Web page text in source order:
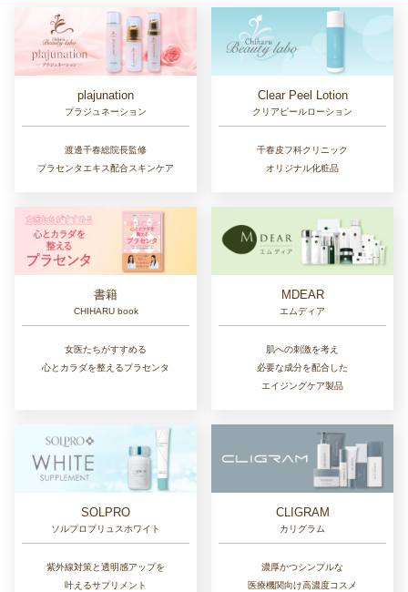
plajunation
プラジュネーション
渡邊千春総院長監修
プラセンタエキス配合スキンケア
Clear Peel Lotion
クリアピールローション
千春皮フ科クリニック
オリジナル化粧品
書籍
CHIHARU book
女医たちがすすめる
心とカラダを整えるプラセンタ
MDEAR
エムディア
肌への刺激を考え
必要な成分を配合した
エイジングケア製品
SOLPRO
ソルプロプリュスホワイト
紫外線対策と透明感アップを
叶えるサプリメント
CLIGRAM
カリグラム
濃厚かつシンプルな
医療機関向け高濃度コスメ